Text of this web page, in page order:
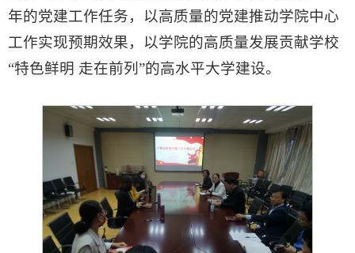
年的党建工作任务，以高质量的党建推动学院中心
工作实现预期效果，以学院的高质量发展贡献学校
“特色鲜明 走在前列”的高水平大学建设。